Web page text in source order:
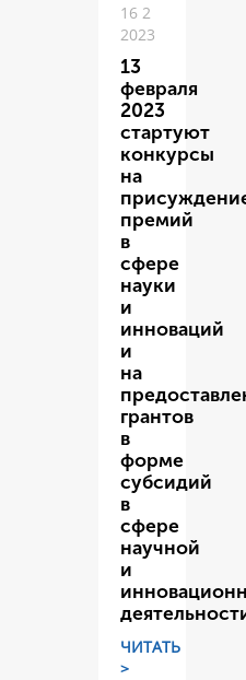
16 2
2023
13
февраля
2023
стартуют
конкурсы
на
премий
в
сфере
науки
и
инноваций
и
на
грантов
в
форме
субсидий
в
сфере
научной
и
ЧИТАТЬ
>